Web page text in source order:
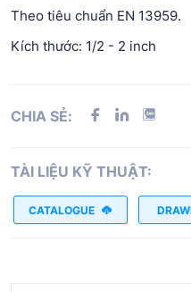
Theo tiêu chuẩn EN 13959.
Kích thước: 1/2 - 2 inch
CHIA SẺ:
TÀI LIỆU KỸ THUẬT:
CATALOGUE